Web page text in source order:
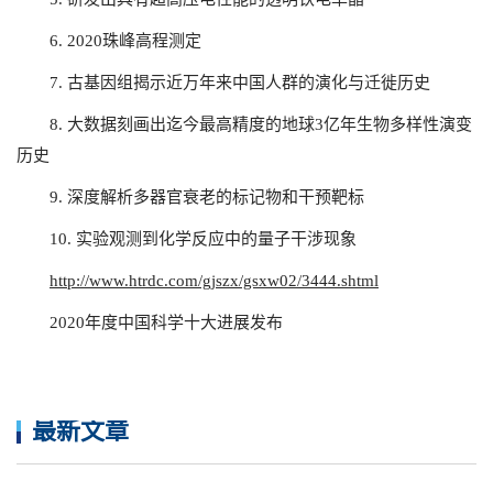
6. 2020珠峰高程测定
7. 古基因组揭示近万年来中国人群的演化与迁徙历史
8. 大数据刻画出迄今最高精度的地球3亿年生物多样性演变
历史
9. 深度解析多器官衰老的标记物和干预靶标
10. 实验观测到化学反应中的量子干涉现象
http://www.htrdc.com/gjszx/gsxw02/3444.shtml
2020年度中国科学十大进展发布
最新文章